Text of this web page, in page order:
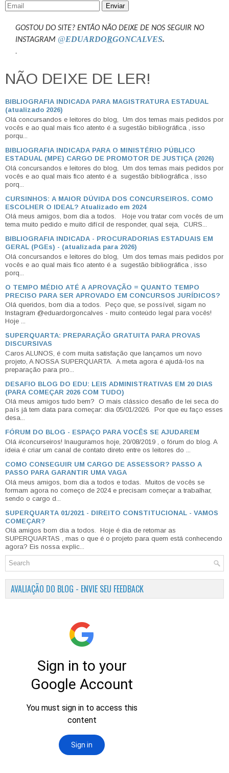
Enviar
GOSTOU DO SITE? ENTÃO NÃO DEIXE DE NOS SEGUIR NO
INSTAGRAM @EDUARDORGONCALVES.
.
NÃO DEIXE DE LER!
BIBLIOGRAFIA INDICADA PARA MAGISTRATURA ESTADUAL
(atualizado 2026)
Olá concursandos e leitores do blog, Um dos temas mais pedidos por
vocês e ao qual mais fico atento é a sugestão bibliográfica , isso
porqu...
BIBLIOGRAFIA INDICADA PARA O MINISTÉRIO PÚBLICO
ESTADUAL (MPE) CARGO DE PROMOTOR DE JUSTIÇA (2026)
Olá concursandos e leitores do blog, Um dos temas mais pedidos por
vocês e ao qual mais fico atento é a sugestão bibliográfica , isso
porq...
CURSINHOS: A MAIOR DÚVIDA DOS CONCURSEIROS. COMO
ESCOLHER O IDEAL? Atualizado em 2024
Olá meus amigos, bom dia a todos. Hoje vou tratar com vocês de um
tema muito pedido e muito difícil de responder, qual seja, CURS...
BIBLIOGRAFIA INDICADA - PROCURADORIAS ESTADUAIS EM
GERAL (PGEs) - (atualizada para 2026)
Olá concursandos e leitores do blog, Um dos temas mais pedidos por
vocês e ao qual mais fico atento é a sugestão bibliográfica , isso
porq...
O TEMPO MÉDIO ATÉ A APROVAÇÃO = QUANTO TEMPO
PRECISO PARA SER APROVADO EM CONCURSOS JURÍDICOS?
Olá queridos, bom dia a todos. Peço que, se possível, sigam no
Instagram @eduardorgoncalves - muito conteúdo legal para vocês!
Hoje ...
SUPERQUARTA: PREPARAÇÃO GRATUITA PARA PROVAS
DISCURSIVAS
Caros ALUNOS, é com muita satisfação que lançamos um novo
projeto, A NOSSA SUPERQUARTA. A meta agora é ajudá-los na
preparação para pro...
DESAFIO BLOG DO EDU: LEIS ADMINISTRATIVAS EM 20 DIAS
(PARA COMEÇAR 2026 COM TUDO)
Olá meus amigos tudo bem? O mais clássico desafio de lei seca do
país já tem data para começar: dia 05/01/2026. Por que eu faço esses
desa...
FÓRUM DO BLOG - ESPAÇO PARA VOCÊS SE AJUDAREM
Olá #concurseiros! Inauguramos hoje, 20/08/2019 , o fórum do blog. A
ideia é criar um canal de contato direto entre os leitores do ...
COMO CONSEGUIR UM CARGO DE ASSESSOR? PASSO A
PASSO PARA GARANTIR UMA VAGA
Olá meus amigos, bom dia a todos e todas. Muitos de vocês se
formam agora no começo de 2024 e precisam começar a trabalhar,
sendo o cargo d...
SUPERQUARTA 01/2021 - DIREITO CONSTITUCIONAL - VAMOS
COMEÇAR?
Olá amigos bom dia a todos. Hoje é dia de retomar as
SUPERQUARTAS , mas o que é o projeto para quem está conhecendo
agora? Eis nossa explic...
AVALIAÇÃO DO BLOG - ENVIE SEU FEEDBACK